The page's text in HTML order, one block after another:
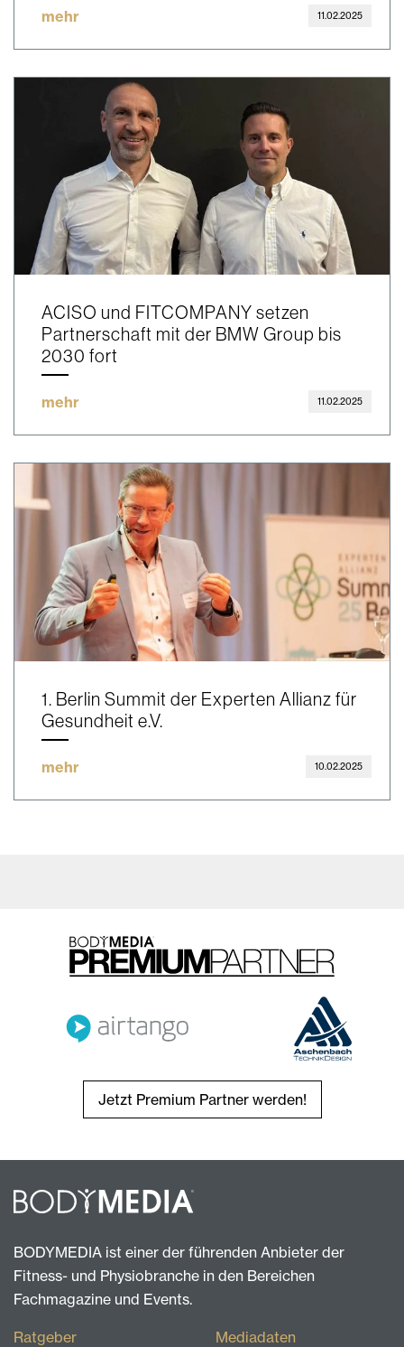
mehr 11.02.2025
ACISO und FITCOMPANY setzen
Partnerschaft mit der BMW Group bis
2030 fort
mehr 11.02.2025
1. Berlin Summit der Experten Allianz für
Gesundheit e.V.
mehr 10.02.2025
Jetzt Premium Partner werden!
BODYMEDIA ist einer der führenden Anbieter der
Fitness- und Physiobranche in den Bereichen
Fachmagazine und Events.
Ratgeber Mediadaten